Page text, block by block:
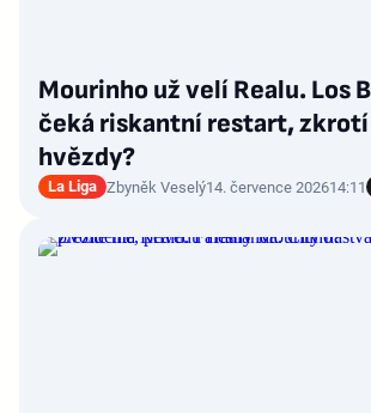
Mourinho už velí Realu. Los
čeká riskantní restart,
hvězdy?
La Liga Zbyněk Veselý14. července 202614:11